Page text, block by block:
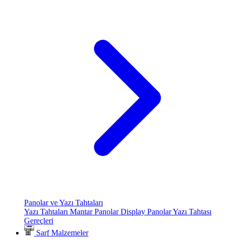
Panolar ve Yazı Tahtaları
Yazı Tahtaları Mantar PanolarDisplay PanolarYazı Tahtası
Gereçleri
Sarf Malzemeler